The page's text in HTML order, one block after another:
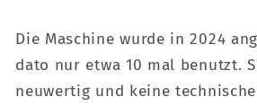
Die Maschine wurde in 2024
dato nur etwa 10 mal benutzt.
neuwertig und keine